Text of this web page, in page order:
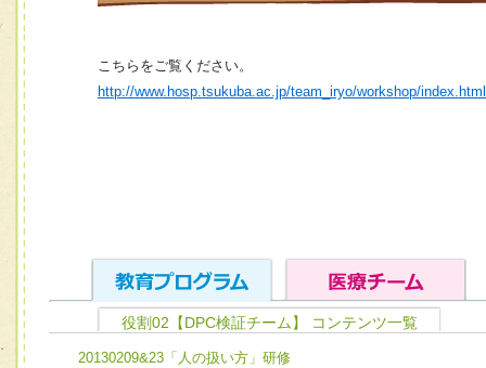
こちらをご覧ください。
http://www.hosp.tsukuba.ac.jp/team_iryo/workshop/
ユニット１ 医療人としての基礎能力
役割02【DPC検証チーム】 コンテンツ一覧
20130209&23「人の扱い方」研修